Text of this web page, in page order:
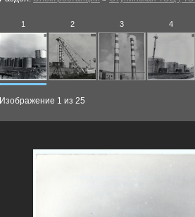
1 2 3 4
Изображение 1 из 25